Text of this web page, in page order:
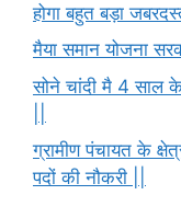
होगा बहुत बड़ा
मैया समान योजना
सोने चांदी मै 4 साल
ग्रामीण पंचायत के
पदों की नौकरी ||